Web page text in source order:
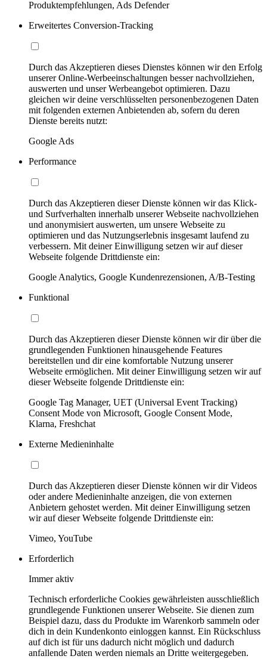
Produktempfehlungen, Ads Defender
Erweitertes Conversion-Tracking
Durch das Akzeptieren dieses Dienstes können wir den Erfolg
unserer Online-Werbeeinschaltungen besser nachvollziehen,
auswerten und unser Werbeangebot optimieren. Dazu
gleichen wir deine verschlüsselten personenbezogenen Daten
mit folgenden externen Anbietenden ab, sofern du deren
Dienste bereits nutzt:
Google Ads
Performance
Durch das Akzeptieren dieser Dienste können wir das Klick-
und Surfverhalten innerhalb unserer Webseite nachvollziehen
und anonymisiert auswerten, um unsere Webseite zu
optimieren und das Nutzungserlebnis insgesamt laufend zu
verbessern. Mit deiner Einwilligung setzen wir auf dieser
Webseite folgende Drittdienste ein:
Google Analytics, Google Kundenrezensionen, A/B-Testing
Funktional
Durch das Akzeptieren dieser Dienste können wir dir über die
grundlegenden Funktionen hinausgehende Features
bereitstellen und dir eine komfortable Nutzung unserer
Webseite ermöglichen. Mit deiner Einwilligung setzen wir auf
dieser Webseite folgende Drittdienste ein:
Google Tag Manager, UET (Universal Event Tracking)
Consent Mode von Microsoft, Google Consent Mode,
Klarna, Freshchat
Externe Medieninhalte
Durch das Akzeptieren dieser Dienste können wir dir Videos
oder andere Medieninhalte anzeigen, die von externen
Anbietern gehostet werden. Mit deiner Einwilligung setzen
wir auf dieser Webseite folgende Drittdienste ein:
Vimeo, YouTube
Erforderlich
Immer aktiv
Technisch erforderliche Cookies gewährleisten ausschließlich
grundlegende Funktionen unserer Webseite. Sie dienen zum
Beispiel dazu, dass du Produkte im Warenkorb sammeln oder
dich in dein Kundenkonto einloggen kannst. Ein Rückschluss
auf dich ist für uns dadurch nicht möglich und dadurch
anfallende Daten werden niemals an Dritte weitergegeben.